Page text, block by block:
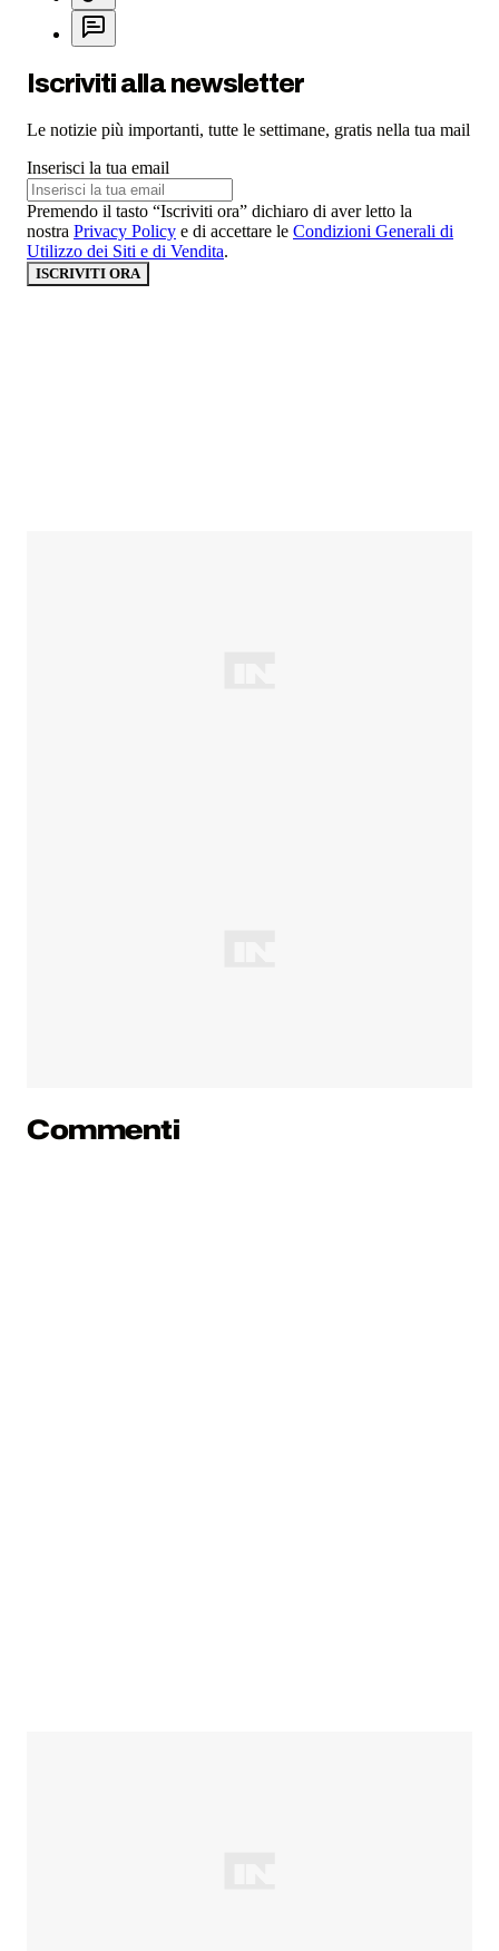
Iscriviti alla newsletter
Le notizie più importanti, tutte le settimane, gratis nella tua mail
Inserisci la tua email
Premendo il tasto “Iscriviti ora” dichiaro di aver letto la
nostra Privacy Policy e di accettare le Condizioni Generali di
Utilizzo dei Siti e di Vendita.
ISCRIVITI ORA
Commenti